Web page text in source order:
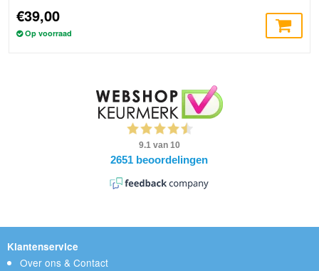
€39,00
Op voorraad
Klantenservice
Over ons & Contact